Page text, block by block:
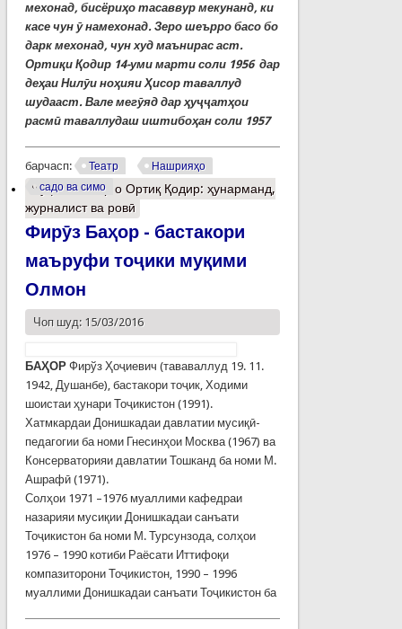
мехонад, бисёриҳо тасаввур мекунанд, ки
касе чун ӯ намехонад. Зеро шеърро басо бо
дарк мехонад, чун худ маънирас аст.
Ортиқи Қодир 14-уми марти соли 1956 дар
деҳаи Нилӯи ноҳияи Ҳисор таваллуд
шудааст. Вале мегӯяд дар ҳуҷҷатҳои
расмӣ таваллудаш иштибоҳан соли 1957
барчасп: Театр
Нашрияҳо
садо ва симо
Муфассалтар
о Ортиқ Қодир: ҳунарманд,
журналист ва ровӣ
Фирӯз Баҳор - бастакори
маъруфи тоҷики муқими
Олмон
Чоп шуд: 15/03/2016
БАҲОРФирўз Ҳоҷиевич (тававаллуд 19. 11.
1942, Душанбе), бастакори тоҷик, Ходими
шоистаи ҳунари Тоҷикистон (1991).
Хатмкардаи Донишкадаи давлатии мусиқӣ-
педагогии ба номи Гнесинҳои Москва (1967) ва
Консерваторияи давлатии Тошканд ба номи М.
Ашрафӣ (1971).
Солҳои 1971 –1976 муаллими кафедраи
назарияи мусиқии Донишкадаи санъати
Тоҷикистон ба номи М. Турсунзода, солҳои
1976 – 1990 котиби Раёсати Иттифоқи
компазиторони Тоҷикистон, 1990 – 1996
муаллими Донишкадаи санъати Тоҷикистон ба